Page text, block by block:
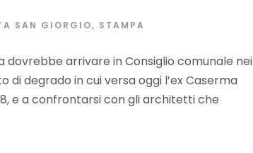
SAN GIORGIO, STAMPA
arrivare in Consiglio comunale nei
di degrado in cui versa oggi l’ex Caserma
e a confrontarsi con gli architetti che